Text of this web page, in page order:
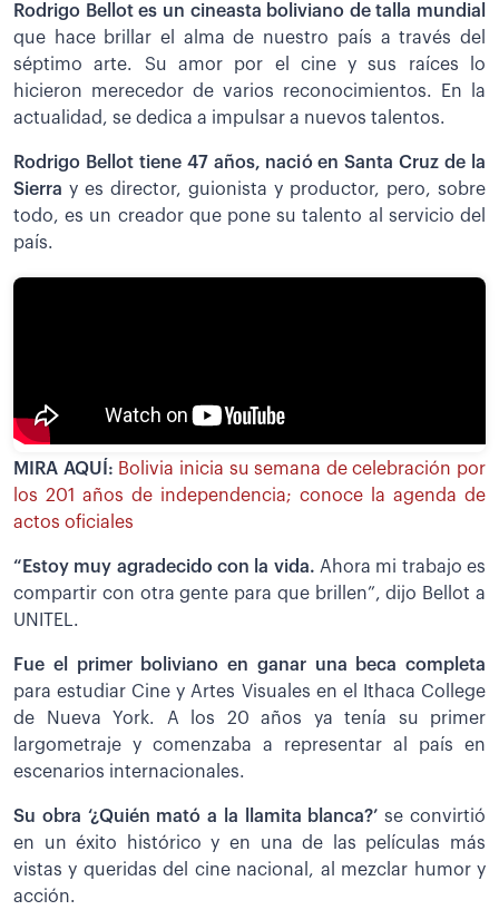
Rodrigo Bellot es un cineasta boliviano de talla mundial
que hace brillar el alma de nuestro país a través del
séptimo arte. Su amor por el cine y sus raíces lo
hicieron merecedor de varios reconocimientos. En la
actualidad, se dedica a impulsar a nuevos talentos.
Rodrigo Bellot tiene 47 años, nació en Santa Cruz de la
Sierra y es director, guionista y productor, pero, sobre
todo, es un creador que pone su talento al servicio del
país.
MIRA AQUÍ: Bolivia inicia su semana de celebración por
los 201 años de independencia; conoce la agenda de
actos oficiales
“Estoy muy agradecido con la vida. Ahora mi trabajo es
compartir con otra gente para que brillen”, dijo Bellot a
UNITEL.
Fue el primer boliviano en ganar una beca completa
para estudiar Cine y Artes Visuales en el Ithaca College
de Nueva York. A los 20 años ya tenía su primer
largometraje y comenzaba a representar al país en
escenarios internacionales.
Su obra ‘¿Quién mató a la llamita blanca?’se convirtió
en un éxito histórico y en una de las películas más
vistas y queridas del cine nacional, al mezclar humor y
acción.